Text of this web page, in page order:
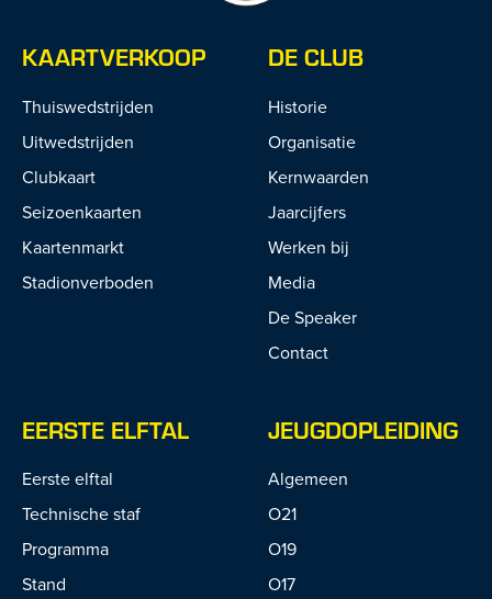
KAARTVERKOOP
Thuiswedstrijden
Uitwedstrijden
Clubkaart
Seizoenkaarten
Kaartenmarkt
Stadionverboden
DE CLUB
Historie
Organisatie
Kernwaarden
Jaarcijfers
Werken bij
Media
De Speaker
Contact
EERSTE ELFTAL
Eerste elftal
Technische staf
Programma
Stand
JEUGDOPLEIDING
Algemeen
O21
O19
O17